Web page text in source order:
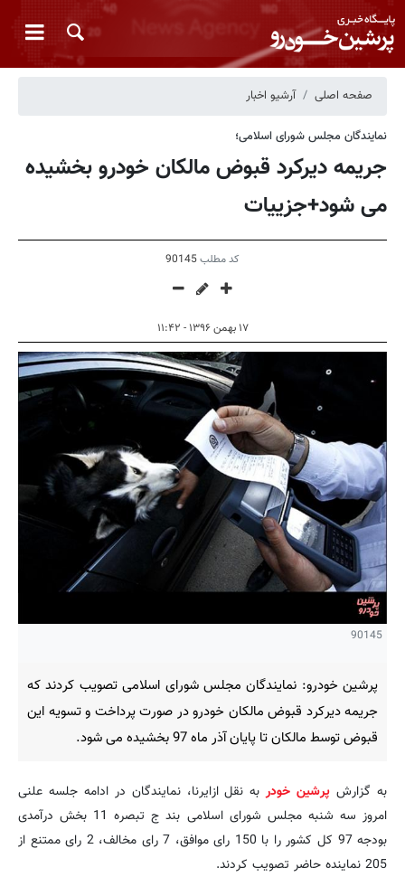
صفحه اصلی آرشیو اخبار
نمایندگان مجلس شورای اسلامی؛
جریمه دیرکرد قبوض مالکان خودرو بخشیده
می شود+جزییات
کد مطلب90145
۱۷ بهمن ۱۳۹۶ - ۱۱:۴۲
90145
پرشین خودرو: نمایندگان مجلس شورای اسلامی تصویب کردند که
جریمه دیرکرد قبوض مالکان خودرو در صورت پرداخت و تسویه این
قبوض توسط مالکان تا پایان آذر ماه 97 بخشیده می شود.
به گزارشپرشین خودربه نقل ازایرنا، نمایندگان در ادامه جلسه علنی
امروز سه شنبه مجلس شورای اسلامی بند ج تبصره 11 بخش درآمدی
بودجه 97 کل کشور را با 150 رای موافق، 7 رای مخالف، 2 رای ممتنع از
205 نماینده حاضر تصویب کردند.